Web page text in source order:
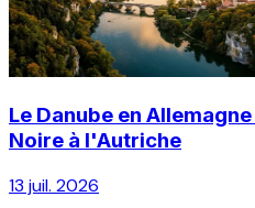
Le Danube en
Noire à l'Autriche
13 juil. 2026